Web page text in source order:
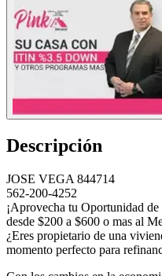
Descripción
JOSE VEGA 844714
562-200-4252
¡Aprovecha tu Oportunidad
desde $200 a $600 o mas al
¿Eres propietario de una
momento perfecto para